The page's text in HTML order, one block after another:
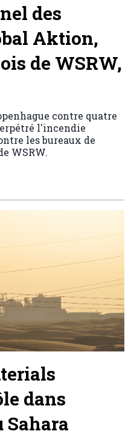
des
Aktion,
de WSRW,
contre quatre
l'incendie
les bureaux de
WSRW.
dans
Sahara